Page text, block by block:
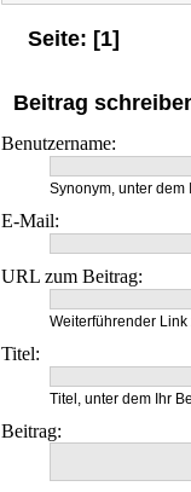
Seite: [1]
Beitrag
Benutzername:
Synonym, unter dem
E-Mail:
URL zum Beitrag:
Weiterführender
Titel:
Titel, unter dem Ihr
Beitrag: